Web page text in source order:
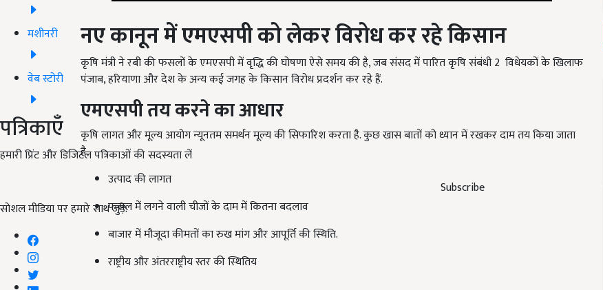
मशीनरी
वेब स्टोरी
पत्रिकाएँ
हमारी प्रिंट और डिजिटल पत्रिकाओं की सदस्यता लें
Subscribe
सोशल मीडिया पर हमारे साथ जुड़ें:
नए कानून में एमएसपी को लेकर विरोध कर रहे किसान
कृषि मंत्री ने रबी की फसलों के एमएसपी में वृद्धि की घोषणा ऐसे समय की है, जब संसद में पारित कृषि संबंधी 2 विधेयकों के खिलाफ
पंजाब, हरियाणा और देश के अन्य कई जगह के किसान विरोध प्रदर्शन कर रहे हैं.
एमएसपी तय करने का आधार
कृषि लागत और मूल्य आयोग न्यूनतम समर्थन मूल्य की सिफारिश करता है. कुछ खास बातों को ध्यान में रखकर दाम तय किया जाता
है.
उत्पाद की लागत
बाजार में मौजूदा कीमतों का रुख मांग और आपूर्ति की स्थ‍िति.
राष्ट्रीय और अंतरराष्ट्रीय स्तर की स्थ‍ितिय